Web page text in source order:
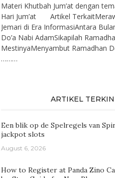
Materi Khutbah Jum’at dengan
Hari Jum’at Artikel
Jemari di Era InformasiAntara
Do’a Nabi AdamSikapilah
MestinyaMenyambut Ramadhan
………
ARTIKEL
Een blik op de Spelregels van
jackpot slots
August 6, 2026
How to Register at Panda Zino